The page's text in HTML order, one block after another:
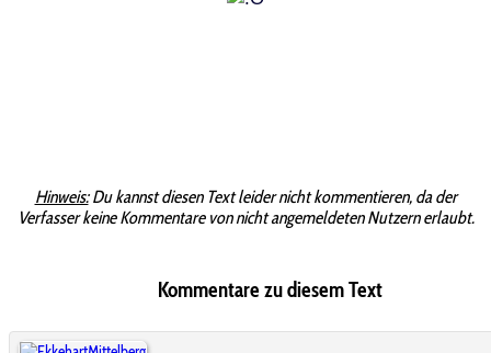
Hinweis:Du kannst diesen Text leider nicht kommentieren, da der
Verfasser keine Kommentare von nicht angemeldeten Nutzern erlaubt.
Kommentare zu diesem Text